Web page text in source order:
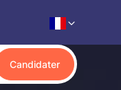
Candidater